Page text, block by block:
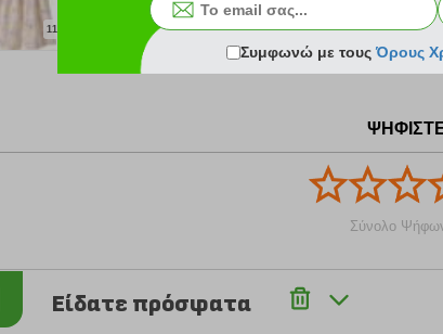
11.89 €
Σύνολο
Είδατε πρόσφατα
Συμφωνώ με τουςΌρους